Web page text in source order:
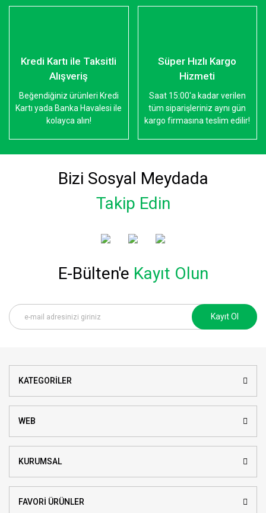
Kredi Kartı ile Taksitli
Alışveriş
Beğendiğiniz ürünleri Kredi
Kartı yada Banka Havalesi ile
kolayca alın!
Süper Hızlı Kargo
Hizmeti
Saat 15:00'a kadar verilen
tüm siparişleriniz aynı gün
kargo firmasına teslim edilir!
Bizi Sosyal Meydada
Takip Edin
E-Bülten'e Kayıt Olun
Kayıt Ol
KATEGORİLER
WEB
KURUMSAL
FAVORİ ÜRÜNLER